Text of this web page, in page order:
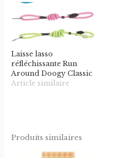
Laisse lasso
réfléchissante Run
Around Doogy Classic
Article similaire
Produits similaires